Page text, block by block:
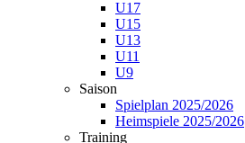
U17
U15
U13
U11
U9
Saison
Spielplan 2025/2026
Heimspiele 2025/2026
Training